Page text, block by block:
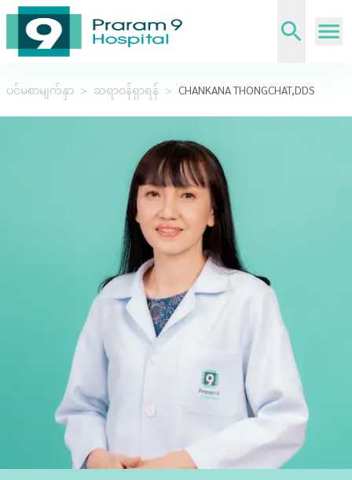
ပင်မစာမျက်နှာ > ဆရာဝန်ရှာရန် > CHANKANA THONGCHAT,DDS